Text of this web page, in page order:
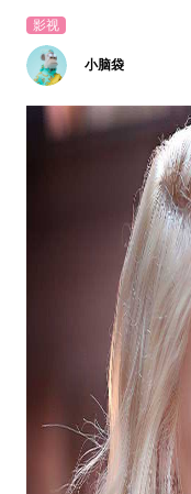
影视
小脑袋